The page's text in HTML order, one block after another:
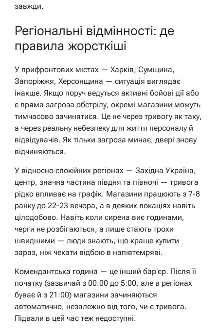
завжди.
Регіональні відмінності: де
правила жорсткіші
У прифронтових містах — Харків, Сумщина,
Запоріжжя, Херсонщина — ситуація виглядає
інакше. Якщо поруч ведуться активні бойові дії або
є пряма загроза обстрілу, окремі магазини можуть
тимчасово зачинятися. Це не через тривогу як таку,
а через реальну небезпеку для життя персоналу й
відвідувачів. Як тільки загроза минає, двері знову
відчиняються.
У відносно спокійних регіонах — Західна Україна,
центр, значна частина півдня та півночі — тривога
рідко впливає на графік. Магазини працюють з 7-8
ранку до 22-23 вечора, а в деяких локаціях навіть
цілодобово. Навіть коли сирена виє годинами,
черги не розбігаються, а лише стають трохи
швидшими — люди знають, що краще купити
зараз, ніж чекати відбою в напівтемряві.
Комендантська година — це інший бар’єр. Після її
початку (зазвичай з 00:00 до 5:00, але в регіонах
буває й з 21:00) магазини зачиняються
автоматично, незалежно від того, чи є тривога.
Підвали в цей час теж недоступні.